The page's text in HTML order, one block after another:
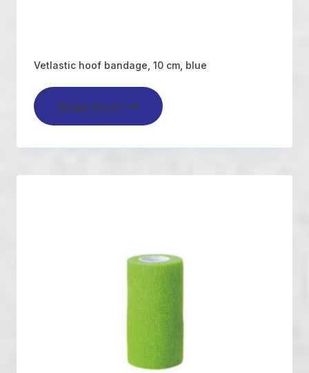
Vetlastic hoof bandage, 10 cm, blue
Read more